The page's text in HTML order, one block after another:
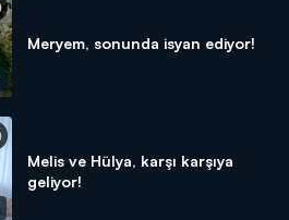
Meryem, sonunda isyan ediyor!
Melis ve Hülya, karşı karşıya
geliyor!